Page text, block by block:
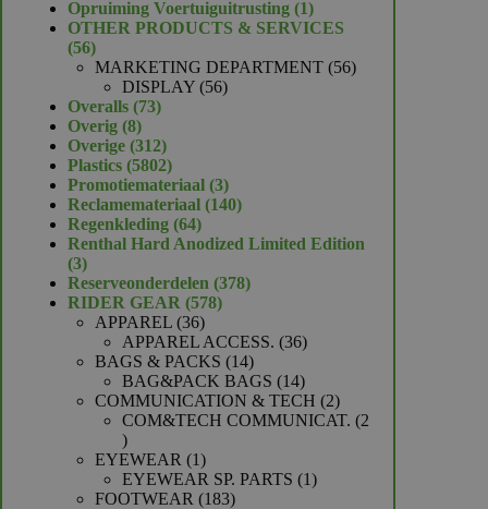
producten
Opruiming Voertuiguitrusting 11
product
OTHER PRODUCTS & SERVICES
5656
producten
MARKETING DEPARTMENT 5656
DISPLAY 5656
Overalls 7373
Overig 88
producten
Overige 312312
producten
Plastics 58025802
producten
Promotiemateriaal 33
producten
Reclamemateriaal 140140
Regenkleding 6464
producten
Renthal Hard Anodized Limited Edition
33
producten
Reserveonderdelen 378378
RIDER GEAR 578578
APPAREL 3636
producten
APPAREL ACCESS. 3636
BAGS & PACKS 1414
producten
BAG&PACK BAGS 1414
producten
COMMUNICATION & TECH 22
producten
COM&TECH COMMUNICAT.
2
2
producten
EYEWEAR 11
product
EYEWEAR SP. PARTS 11
FOOTWEAR 183183